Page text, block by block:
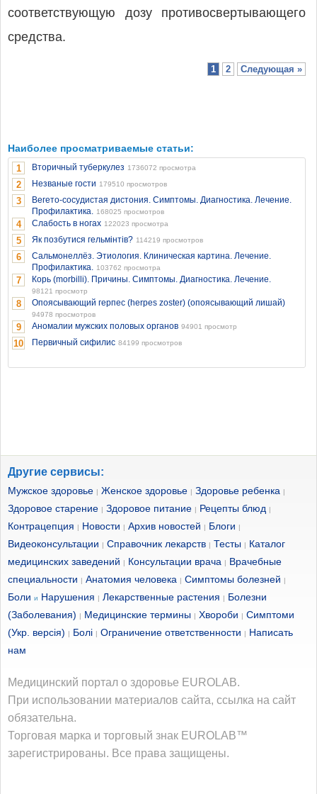
соответствующую дозу противосвертывающего
средства.
1 2 Следующая »
Наиболее просматриваемые статьи:
1 Вторичный туберкулез 1736072 просмотра
2 Незваные гости 179510 просмотров
3
Вегето-сосудистая дистония. Симптомы. Диагностика. Лечение.
Профилактика. 168025 просмотров
4 Слабость в ногах 122023 просмотра
5 Як позбутися гельмінтів? 114219 просмотров
6
Сальмонеллёз. Этиология. Клиническая картина. Лечение.
Профилактика. 103762 просмотра
7 Корь (morbilli). Причины. Симптомы. Диагностика. Лечение.
98121 просмотр
8 Опоясывающий герпес (herpes zoster) (опоясывающий лишай)
94978 просмотров
9 Аномалии мужских половых органов 94901 просмотр
10 Первичный сифилис 84199 просмотров
Другие сервисы:
Мужское здоровье | Женское здоровье | Здоровье ребенка |
Здоровое старение | Здоровое питание | Рецепты блюд |
Контрацепция | Новости | Архив новостей | Блоги |
Видеоконсультации | Справочник лекарств | Тесты | Каталог
медицинских заведений | Консультации врача | Врачебные
специальности | Анатомия человека | Симптомы болезней |
Боли и Нарушения | Лекарственные растения | Болезни
(Заболевания) | Медицинские термины | Хвороби | Симптоми
(Укр. версія) | Болі | Ограничение ответственности | Написать
нам
Медицинский портал о здоровье EUROLAB.
При использовании материалов сайта, ссылка на сайт
обязательна.
Торговая марка и торговый знак EUROLAB™
зарегистрированы. Все права защищены.